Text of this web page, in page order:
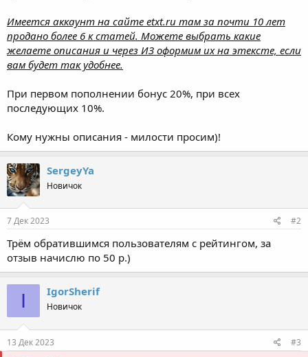
Имеется аккаунт на сайте etxt.ru там за почти 10 лет
продано более 6 к статей. Можете выбрать какие
желаете описания и через ИЗ оформим их на этексте, если
вам будет так удобнее.
При первом пополнении бонус 20%, при всех
последующих 10%.
Кому нужны описания - милости просим)!
SergeyYa
Новичок
7 Дек 2023 #2
Трём обратившимся пользователям с рейтингом, за
отзыв начислю по 50 р.)
I IgorSherif
Новичок
13 Дек 2023 #3